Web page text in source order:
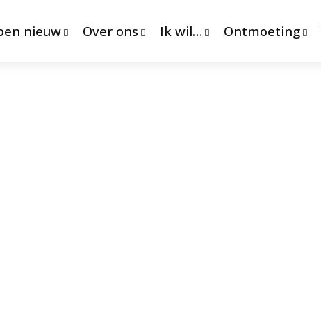
nieuw Over ons Ik wil… Ontmoeting